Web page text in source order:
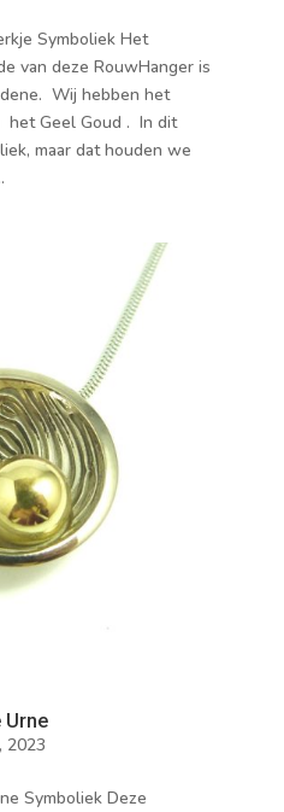
Symboliek Het
van deze RouwHanger is
Wij hebben het
het Geel Goud . In dit
maar dat houden we
Urne
2023
Symboliek Deze